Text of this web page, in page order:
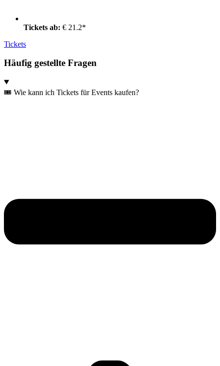
Tickets ab: € 21.2*
Tickets
Häufig gestellte Fragen
🎟️ Wie kann ich Tickets für Events kaufen?